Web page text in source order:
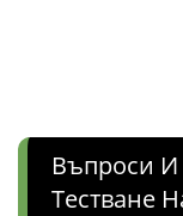
Въпроси
Тестване